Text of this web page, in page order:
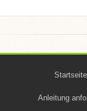
Startseite
Anleitung